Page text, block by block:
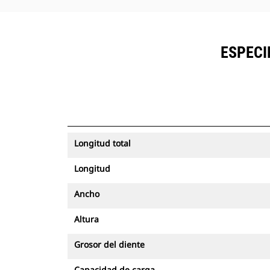
Longitud total
Longitud
Ancho
Altura
Grosor del diente